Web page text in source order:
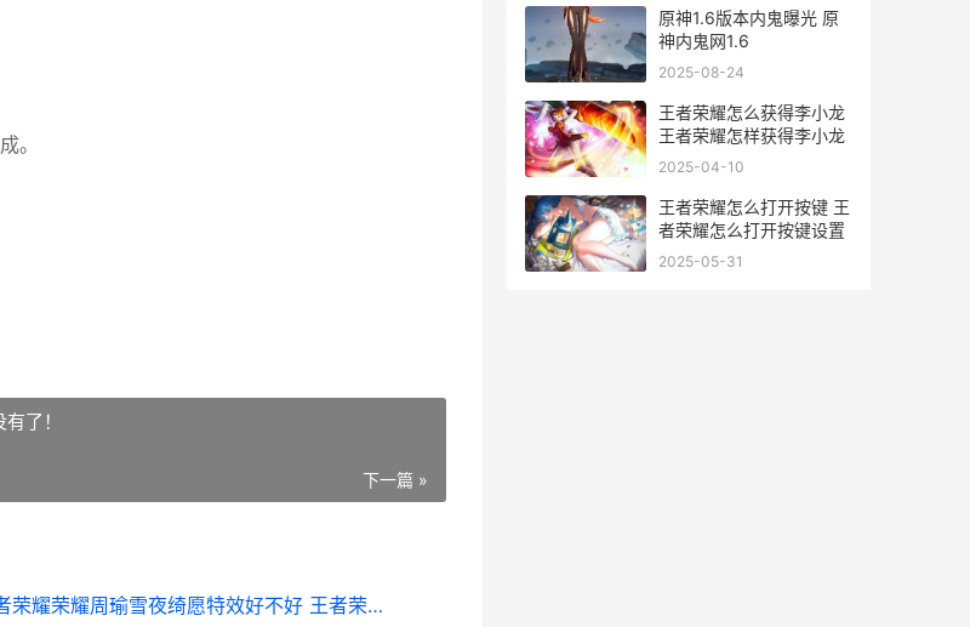
。
有了！
下一篇 »
王者荣耀荣耀周瑜雪夜绮愿特效好不好 王者荣耀周姐
原神1.6版本内鬼曝光 原
神内鬼网1.6
2025-08-24
王者荣耀怎么获得李小龙
王者荣耀怎样获得李小龙
2025-04-10
王者荣耀怎么打开按键 王
者荣耀怎么打开按键设置
2025-05-31